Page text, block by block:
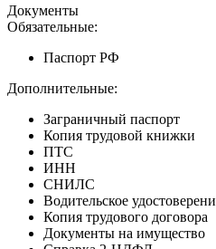
Документы
Обязательные:
Паспорт РФ
Дополнительные:
Заграничный паспорт
Копия трудовой книжки
ПТС
ИНН
СНИЛС
Водительское
Копия трудового договора
Документы на имущество